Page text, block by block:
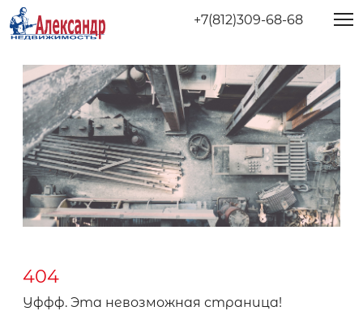
+7(812)309-68-68
404
Уффф. Эта невозможная страница!